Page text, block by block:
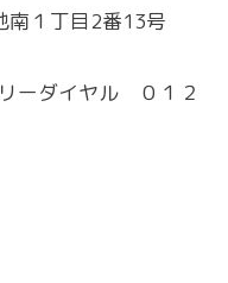
１丁目2番13号
ーダイヤル ０１２